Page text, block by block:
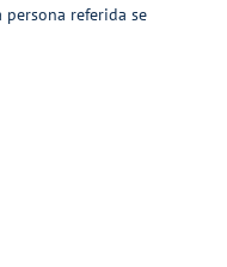
referida se